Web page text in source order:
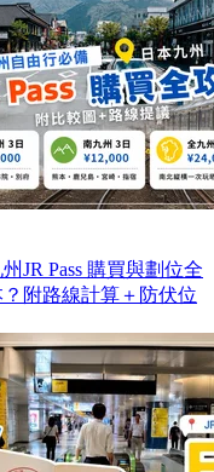
JR Pass 購買與劃位全
附路線計算＋防伏位